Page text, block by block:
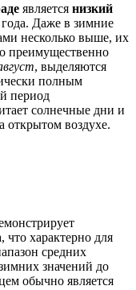
является низкий
Даже в зимние
несколько выше, их
преимущественно
, выделяются
полным
период
солнечные дни и
открытом воздухе.
что характерно для
средних
значений до
обычно является